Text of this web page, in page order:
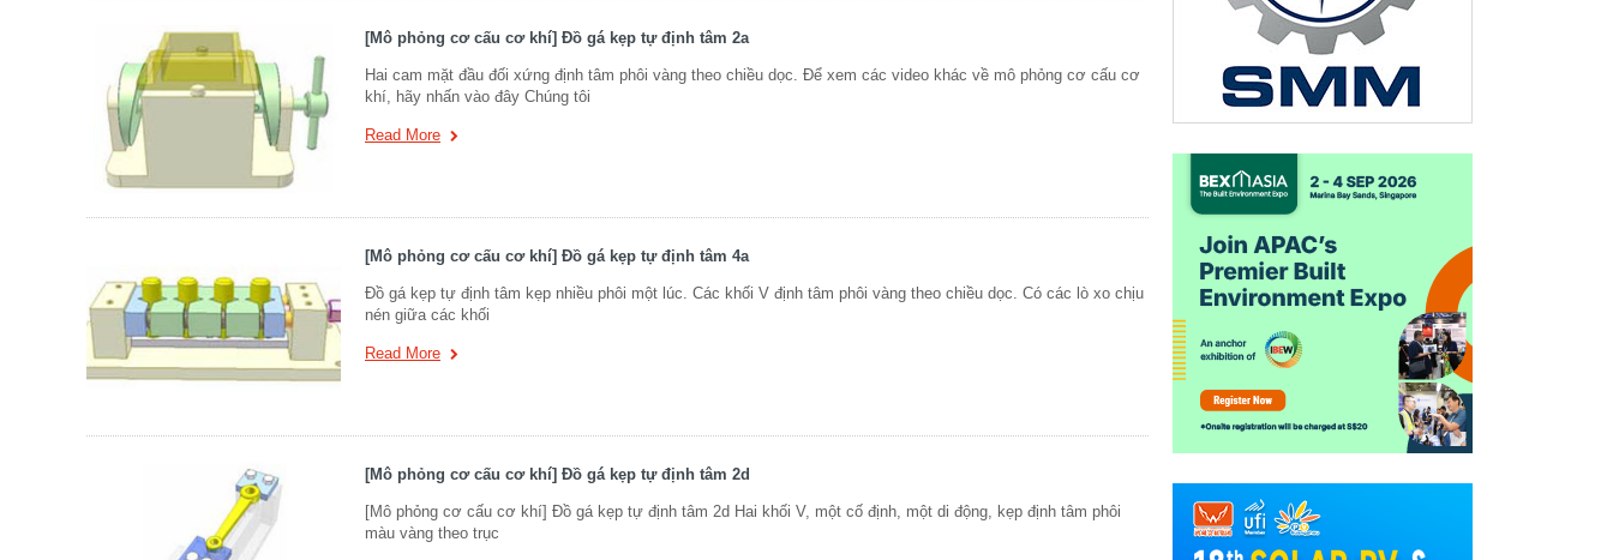
[Mô phỏng cơ cấu cơ khí] Đồ gá kẹp tự định tâm 2a
Hai cam mặt đầu đối xứng định tâm phôi vàng theo chiều dọc. Để xem các video khác về mô phỏng cơ cấu cơ
khí, hãy nhấn vào đây Chúng tôi
Read More
[Mô phỏng cơ cấu cơ khí] Đồ gá kẹp tự định tâm 4a
Đồ gá kẹp tự định tâm kẹp nhiều phôi một lúc. Các khối V định tâm phôi vàng theo chiều dọc. Có các lò xo chịu
nén giữa các khối
Read More
[Mô phỏng cơ cấu cơ khí] Đồ gá kẹp tự định tâm 2d
[Mô phỏng cơ cấu cơ khí] Đồ gá kẹp tự định tâm 2d Hai khối V, một cố định, một di động, kẹp định tâm phôi
màu vàng theo trục